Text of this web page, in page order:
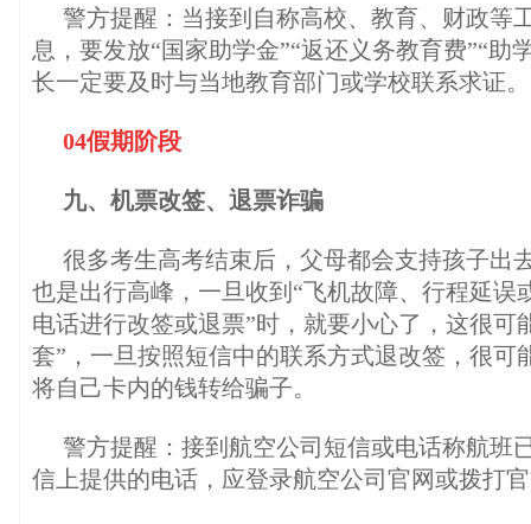
警方提醒：当接到自称高校、教育、财政等
息，要发放“国家助学金”“返还义务教育费”“助
长一定要及时与当地教育部门或学校联系求证。
04假期阶段
九、机票改签、退票诈骗
很多考生高考结束后，父母都会支持孩子出
也是出行高峰，一旦收到“飞机故障、行程延误
电话进行改签或退票”时，就要小心了，这很可
套”，一旦按照短信中的联系方式退改签，很可
将自己卡内的钱转给骗子。
警方提醒：接到航空公司短信或电话称航班
信上提供的电话，应登录航空公司官网或拨打